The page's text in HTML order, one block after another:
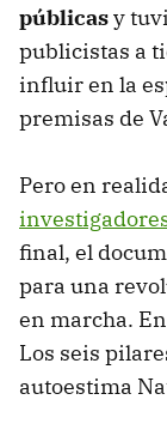
públicasy
publicistas a
influir en la
premisas de
Pero en
final, el
para una
en marcha.
Los seis
autoestima